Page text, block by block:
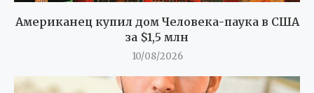
Американец купил дом Человека-паука в США
за $1,5 млн
10/08/2026